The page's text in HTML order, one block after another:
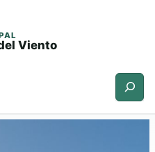
Viento
Buscar